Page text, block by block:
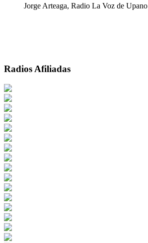
Jorge Arteaga, Radio La Voz de Upano
Radios Afiliadas